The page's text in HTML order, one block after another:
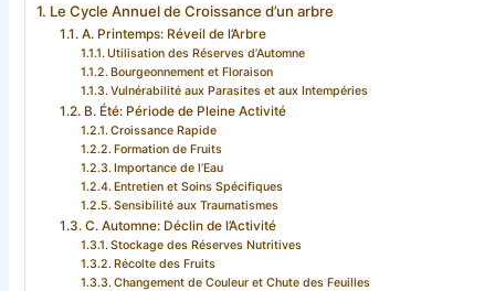
Le Cycle Annuel de Croissance d’un arbre
A. Printemps: Réveil de l’Arbre
Utilisation des Réserves d’Automne
Bourgeonnement et Floraison
Vulnérabilité aux Parasites et aux Intempéries
B. Été: Période de Pleine Activité
Croissance Rapide
Formation de Fruits
Importance de l’Eau
Entretien et Soins Spécifiques
Sensibilité aux Traumatismes
C. Automne: Déclin de l’Activité
Stockage des Réserves Nutritives
Récolte des Fruits
Changement de Couleur et Chute des Feuilles